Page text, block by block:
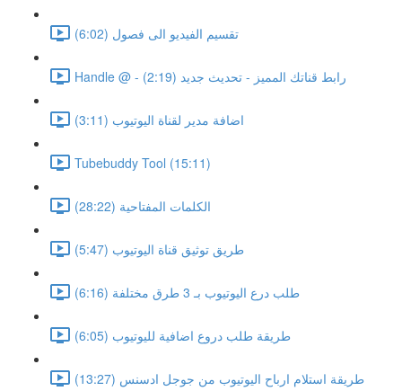
تقسيم الفيديو الى فصول (6:02)
Handle @ - رابط قناتك المميز - تحديث جديد (2:19)
اضافة مدير لقناة اليوتيوب (3:11)
Tubebuddy Tool (15:11)
الكلمات المفتاحية (28:22)
طريق توثيق قناة اليوتيوب (5:47)
طلب درع اليوتيوب بـ 3 طرق مختلفة (6:16)
طريقة طلب دروع اضافية لليوتيوب (6:05)
طريقة استلام ارباح اليوتيوب من جوجل ادسنس (13:27)